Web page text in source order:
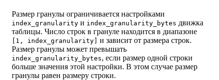
Размер гранулы ограничивается настройками
index_granularity и index_granularity_bytes движка
таблицы. Число строк в грануле находится в диапазоне
[1, index_granularity]
и зависит от размера строк.
Размер гранулы может превышать
index_granularity_bytes, если размер одной строки
больше значения этой настройки. В этом случае размер
гранулы равен размеру строки.